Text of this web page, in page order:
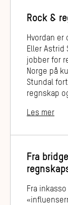
Rock &
Hvordan er
Eller Astrid
jobber for
Norge på
Stundal
regnskap
Les mer
Fra
Fra